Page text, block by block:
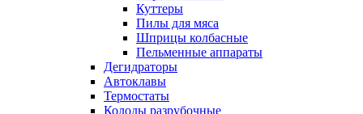
Куттеры
Пилы для мяса
Шприцы колбасные
Пельменные аппараты
Дегидраторы
Автоклавы
Термостаты
Колоды разрубочные